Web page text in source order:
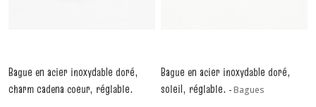
Bague en acier inoxydable doré,
charm cadena coeur, réglable.
Bague en acier inoxydable doré,
soleil, réglable. -Bagues